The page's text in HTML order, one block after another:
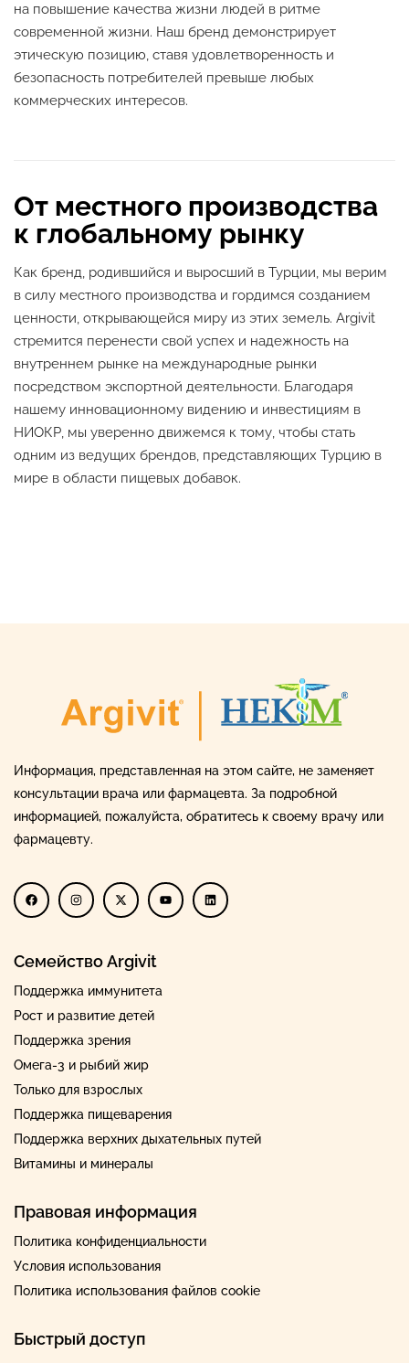
на повышение качества жизни людей в ритме
современной жизни. Наш бренд демонстрирует
этическую позицию, ставя удовлетворенность и
безопасность потребителей превыше любых
коммерческих интересов.
От местного производства
к глобальному рынку
Как бренд, родившийся и выросший в Турции, мы верим
в силу местного производства и гордимся созданием
ценности, открывающейся миру из этих земель. Argivit
стремится перенести свой успех и надежность на
внутреннем рынке на международные рынки
посредством экспортной деятельности. Благодаря
нашему инновационному видению и инвестициям в
НИОКР, мы уверенно движемся к тому, чтобы стать
одним из ведущих брендов, представляющих Турцию в
мире в области пищевых добавок.
Информация, представленная на этом сайте, не заменяет
консультации врача или фармацевта. За подробной
информацией, пожалуйста, обратитесь к своему врачу или
фармацевту.
Семейство Argivit
Поддержка иммунитета
Рост и развитие детей
Поддержка зрения
Омега-3 и рыбий жир
Только для взрослых
Поддержка пищеварения
Поддержка верхних дыхательных путей
Витамины и минералы
Правовая информация
Политика конфиденциальности
Условия использования
Политика использования файлов cookie
Быстрый доступ